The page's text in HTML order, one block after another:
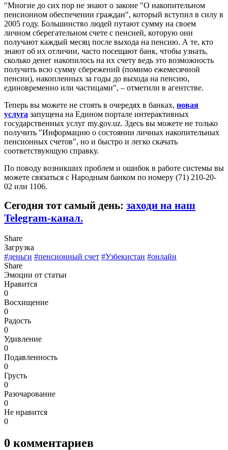
"Многие до сих пор не знают о законе "О накопительном
пенсионном обеспечении граждан", который вступил в силу в
2005 году. Большинство людей путают сумму на своем
личном сберегательном счете с пенсией, которую они
получают каждый месяц после выхода на пенсию. А те, кто
знают об их отличии, часто посещают банк, чтобы узнать,
сколько денег накопилось на их счету ведь это возможность
получить всю сумму сбережений (помимо ежемесячной
пенсии), накопленных за годы до выхода на пенсию,
единовременно или частицами", – отметили в агентстве.
Теперь вы можете не стоять в очередях в банках, новая
услуга запущена на Едином портале интерактивных
государственных услуг my.gov.uz. Здесь вы можете не только
получить "Информацию о состоянии личных накопительных
пенсионных счетов", но и быстро и легко скачать
соответствующую справку.
По поводу возникших проблем и ошибок в работе системы вы
можете связаться с Народным банком по номеру (71) 210-20-
02 или 1106.
Сегодня тот самый день: заходи на наш
Telegram-канал.
Share
Загрузка
#деньги #пенсионный счет #Узбекистан #онлайн
Share
Эмоции от статьи
Нравится
0
Восхищение
0
Радость
0
Удивление
0
Подавленность
0
Грусть
0
Разочарование
0
Не нравится
0
0 комментариев